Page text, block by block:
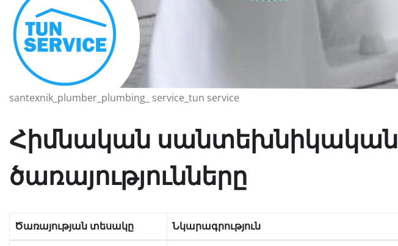
santexnik_plumber_plumbing_ service_tun service
Հիմնական սանտեխնիկական
ծառայությունները
Ծառայության տեսակը Նկարագրություն